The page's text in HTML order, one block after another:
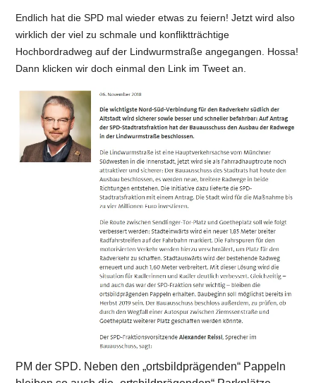
Endlich hat die SPD mal wieder etwas zu feiern! Jetzt wird also
wirklich der viel zu schmale und konfliktträchtige
Hochbordradweg auf der Lindwurmstraße angegangen. Hossa!
Dann klicken wir doch einmal den Link im Tweet an.
PM der SPD. Neben den „ortsbildprägenden“ Pappeln